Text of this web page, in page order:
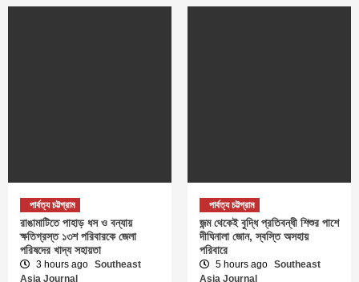
পার্বত্য চট্টগ্রাম
রাঙামাটিতে পাহাড় ধস ও বন্যায়
ক্ষতিগ্রস্ত ১৩শ পরিবারকে জেলা
পরিষদের খাদ্য সহায়তা
3 hours ago Southeast
Asia Journal
পার্বত্য চট্টগ্রাম
জন্ম থেকেই বুদ্ধি প্রতিবন্ধী শিশুর পাশে
দীঘিনালা জোন, স্বস্তি অসহায়
পরিবারে
5 hours ago Southeast
Asia Journal